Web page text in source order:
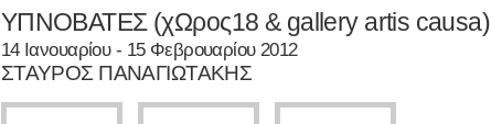
ΥΠΝΟΒΑΤΕΣ (χΩρος18 & gallery artis causa)
14 Ιανουαρίου - 15 Φεβρουαρίου 2012
ΣΤΑΥΡΟΣ ΠΑΝΑΓΙΩΤΑΚΗΣ